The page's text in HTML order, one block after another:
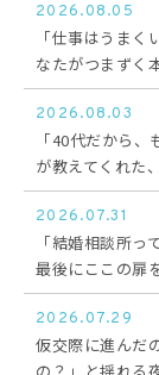
2026.08.05
「仕事はうま
なたがつまずく
2026.08.03
「40代だから
が教えてくれた
2026.07.31
「結婚相談所っ
最後にここの扉
2026.07.29
仮交際に進んだ
の？」と揺れる